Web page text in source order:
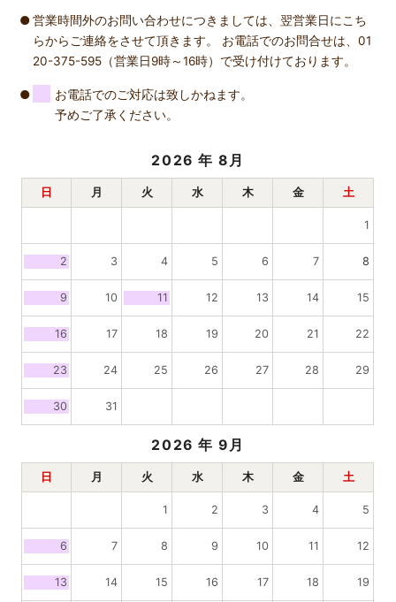
営業時間外のお問い合わせにつきましては、翌営業日にこち
らからご連絡をさせて頂きます。 お電話でのお問合せは、01
20-375-595（営業日9時～16時）で受け付けております。
お電話でのご対応は致しかねます。
予めご了承ください。
2026 年 8月
日 月 火 水 木 金 土
1
2 3 4 5 6 7 8
9 10 11 12 13 14 15
16 17 18 19 20 21 22
23 24 25 26 27 28 29
30 31
2026 年 9月
日 月 火 水 木 金 土
1 2 3 4 5
6 7 8 9 10 11 12
13 14 15 16 17 18 19